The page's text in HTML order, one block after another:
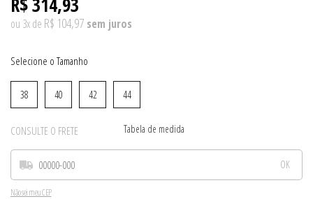
ou 3xde R$ 104,97
Tamanho
38 40 42 44
CONSULTE O FRETE Tabela de medida
Não sei meu CEP